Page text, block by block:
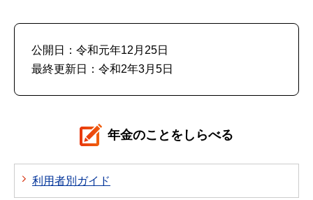
公開日：令和元年12月25日
最終更新日：令和2年3月5日
年金のことをしらべる
利用者別ガイド